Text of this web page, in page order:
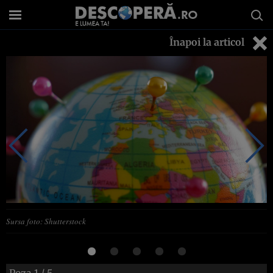
Înapoi la articol
Sursa foto: Shutterstock